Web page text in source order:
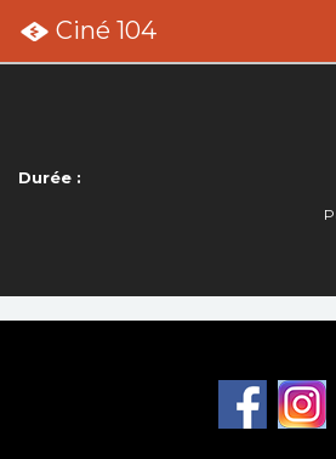
Ciné 104
Durée :